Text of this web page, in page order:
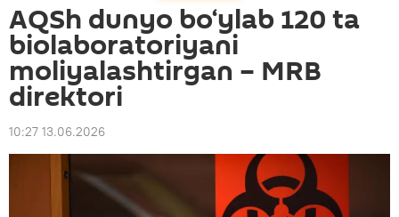
AQSh dunyo bo‘ylab 120 ta
biolaboratoriyani
moliyalashtirgan – MRB
direktori
10:27 13.06.2026